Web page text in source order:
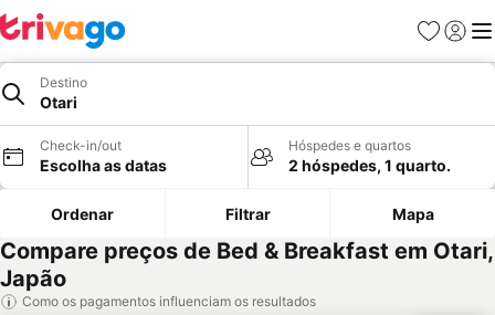
Favoritos
Iniciar
Destino
Otari
Check-in/out
Escolha as datas
Hóspedes e quartos
2 hóspedes, 1 quarto.
Ordenar Filtrar Mapa
Compare preços de Bed & Breakfast em Otari,
Japão
Como os pagamentos influenciam os resultados